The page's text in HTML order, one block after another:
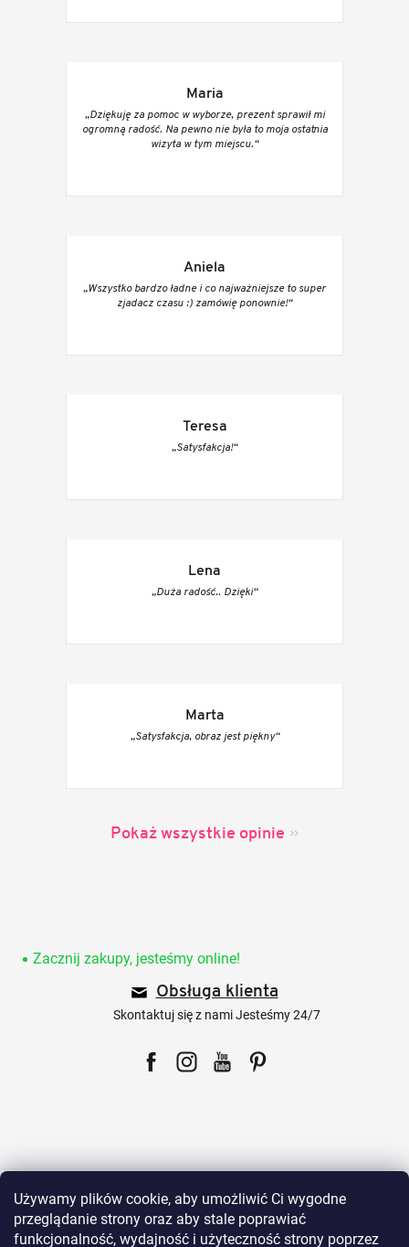
Używamy plików cookie, aby umożliwić Ci wygodne
przeglądanie strony oraz aby stale poprawiać
funkcjonalność, wydajność i użyteczność strony poprzez
Maria
„Dziękuję za pomoc w wyborze, prezent sprawił mi
ogromną radość. Na pewno nie była to moja ostatnia
wizyta w tym miejscu.“
Aniela
„Wszystko bardzo ładne i co najważniejsze to super
zjadacz czasu :) zamówię ponownie!“
Teresa
„Satysfakcja!“
Lena
„Duża radość.. Dzięki“
Marta
„Satysfakcja, obraz jest piękny“
Pokaż wszystkie opinie
Zacznij zakupy, jesteśmy online!
Obsługa klienta
Skontaktuj się z nami Jesteśmy 24/7
Dla klientów